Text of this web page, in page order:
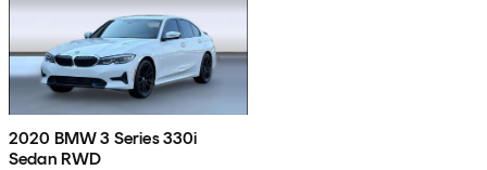
2020 BMW 3 Series 330i
Sedan RWD